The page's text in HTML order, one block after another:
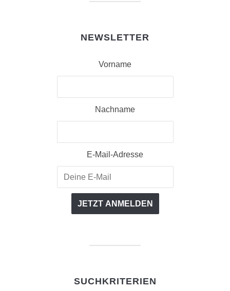
NEWSLETTER
Vorname
Nachname
E-Mail-Adresse
SUCHKRITERIEN